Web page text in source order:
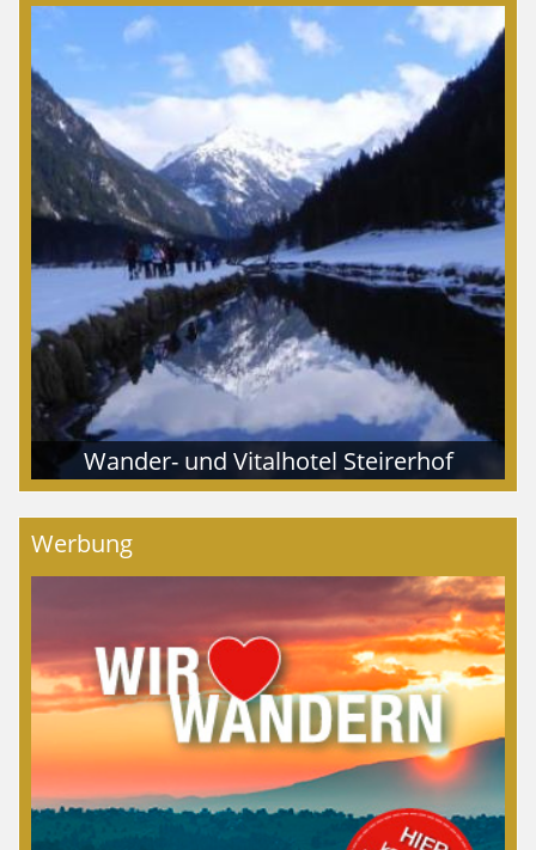
Wander- und Vitalhotel Steirerhof
Werbung